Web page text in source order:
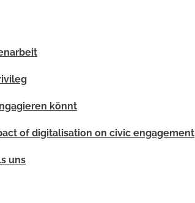
könnt
of digitalisation on civic engagement
uns